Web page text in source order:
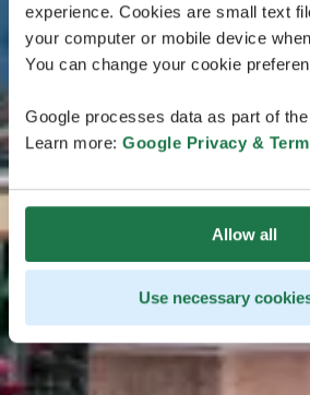
experience. Cookies are small text
your computer or mobile device
You can change your cookie
Google processes data as part of
Learn more: Google Privacy &
Allow all
Use necessary